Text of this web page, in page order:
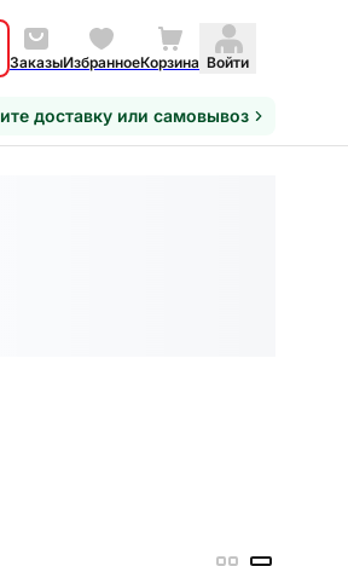
ЗаказыИзбранноеКорзина Войти
доставку или самовывоз